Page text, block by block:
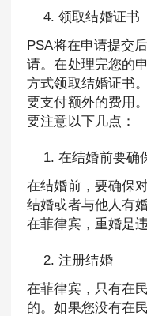
领取结婚证书
PSA将在申请提交
请。在处理完您的
方式领取结婚证书
要支付额外的费用
要注意以下几点：
在结婚前要确
在结婚前，要确保
结婚或者与他人有
在菲律宾，重婚是
注册结婚
在菲律宾，只有在
的。如果您没有在